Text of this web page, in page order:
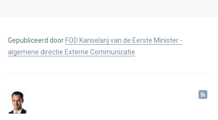
Gepubliceerd door FOD Kanselarij van de Eerste Minister -
algemene directie Externe Communicatie